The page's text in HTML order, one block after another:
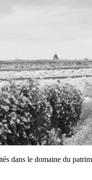
dans le domaine du